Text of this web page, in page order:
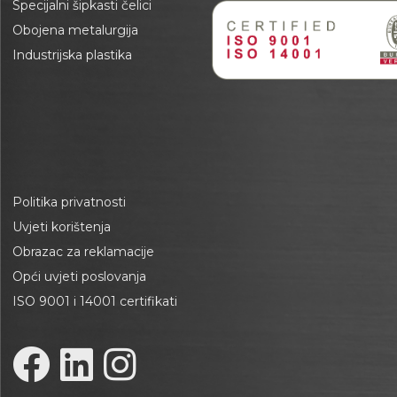
Specijalni šipkasti čelici
Obojena metalurgija
Industrijska plastika
Politika privatnosti
Uvjeti korištenja
Obrazac za reklamacije
Opći uvjeti poslovanja
ISO 9001 i 14001 certifikati